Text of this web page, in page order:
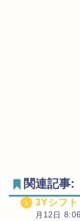
関連記事:
3Yシフト
月12日